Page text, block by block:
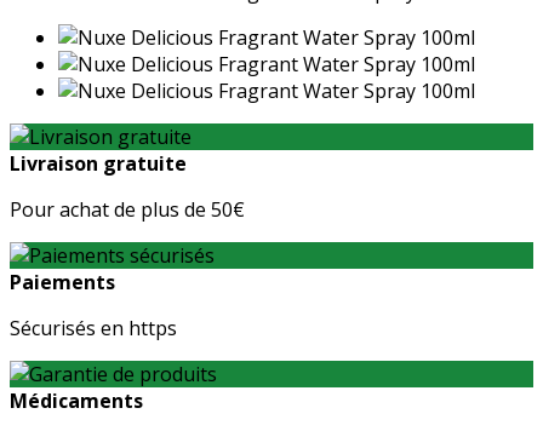
Livraison gratuite
Pour achat de plus de 50€
Paiements
Sécurisés en https
Médicaments